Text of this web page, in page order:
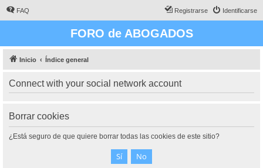
FAQ Identificarse
Registrarse
FORO de ABOGADOS
Inicio Índice general
Connect with your social network account
Borrar cookies
¿Está seguro de que quiere borrar todas las cookies de este sitio?